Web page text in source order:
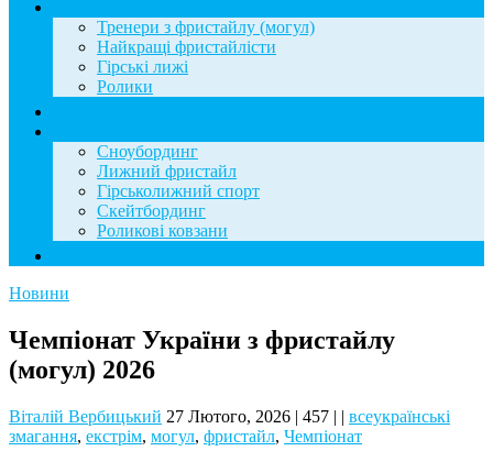
Тренери з фристайлу (могул)
Найкращі фристайлісти
Гірські лижі
Ролики
Сноубординг
Лижний фристайл
Гірськолижний спорт
Скейтбординг
Роликові ковзани
Новини
Чемпіонат України з фристайлу
(могул) 2026
Віталій Вербицький 27 Лютого, 2026 | 457 | | всеукраїнські
змагання, екстрім, могул, фристайл, Чемпіонат